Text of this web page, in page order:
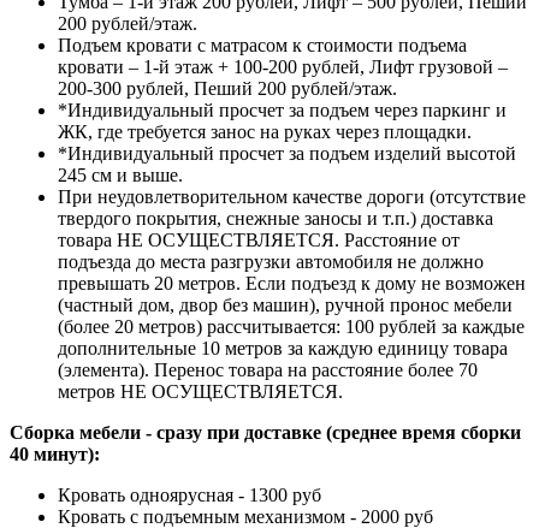
200 рублей/этаж.
Подъем кровати с матрасом к стоимости подъема
кровати – 1-й этаж + 100-200 рублей, Лифт грузовой –
200-300 рублей, Пеший 200 рублей/этаж.
*Индивидуальный просчет за подъем через паркинг и
ЖК, где требуется занос на руках через площадки.
*Индивидуальный просчет за подъем изделий высотой
245 см и выше.
При неудовлетворительном качестве дороги (отсутствие
твердого покрытия, снежные заносы и т.п.) доставка
товара НЕ ОСУЩЕСТВЛЯЕТСЯ. Расстояние от
подъезда до места разгрузки автомобиля не должно
превышать 20 метров. Если подъезд к дому не возможен
(частный дом, двор без машин), ручной пронос мебели
(более 20 метров) рассчитывается: 100 рублей за каждые
дополнительные 10 метров за каждую единицу товара
(элемента). Перенос товара на расстояние более 70
метров НЕ ОСУЩЕСТВЛЯЕТСЯ.
Сборка мебели - сразу при доставке (среднее время сборки
40 минут):
Кровать одноярусная - 1300 руб
Кровать с подъемным механизмом - 2000 руб